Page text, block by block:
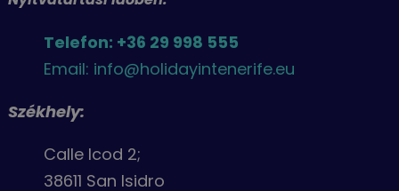
Telefon: +36 29 998 555
Email: info@holidayintenerife.eu
Székhely:
Calle Icod 2;
38611 San Isidro